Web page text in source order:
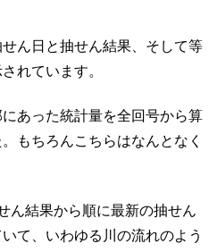
ん日と抽せん結果、そして等
れています。
あった統計量を全回号から算
もちろんこちらはなんとなく
ん結果から順に最新の抽せん
て、いわゆる川の流れのよう